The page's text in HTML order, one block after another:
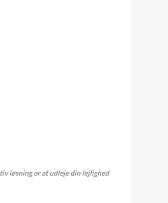
løsning er at udleje din lejlighed